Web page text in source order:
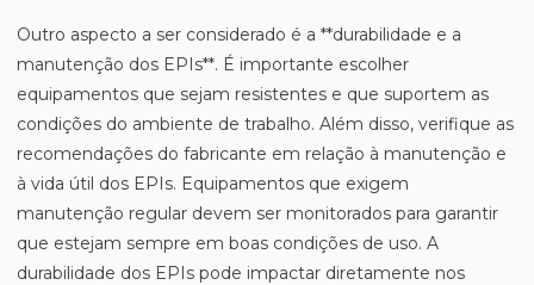
Outro aspecto a ser considerado é a **durabilidade e a
manutenção dos EPIs**. É importante escolher
equipamentos que sejam resistentes e que suportem as
condições do ambiente de trabalho. Além disso, verifique as
recomendações do fabricante em relação à manutenção e
à vida útil dos EPIs. Equipamentos que exigem
manutenção regular devem ser monitorados para garantir
que estejam sempre em boas condições de uso. A
durabilidade dos EPIs pode impactar diretamente nos